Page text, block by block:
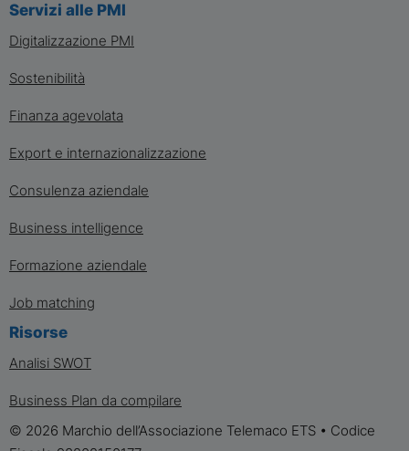
Servizi alle PMI
Digitalizzazione PMI
Sostenibilità
Finanza agevolata
Export e internazionalizzazione
Consulenza aziendale
Business intelligence
Formazione aziendale
Job matching
Risorse
Analisi SWOT
Business Plan da compilare
© 2026 Marchio dell’Associazione Telemaco ETS • Codice